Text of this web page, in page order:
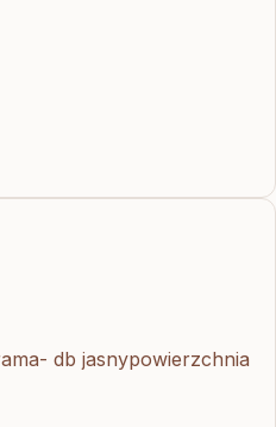
db jasnypowierzchnia